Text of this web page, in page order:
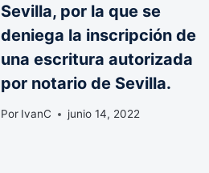
Sevilla, por la que se
deniega la inscripción de
una escritura autorizada
por notario de Sevilla.
Por IvanC junio 14, 2022